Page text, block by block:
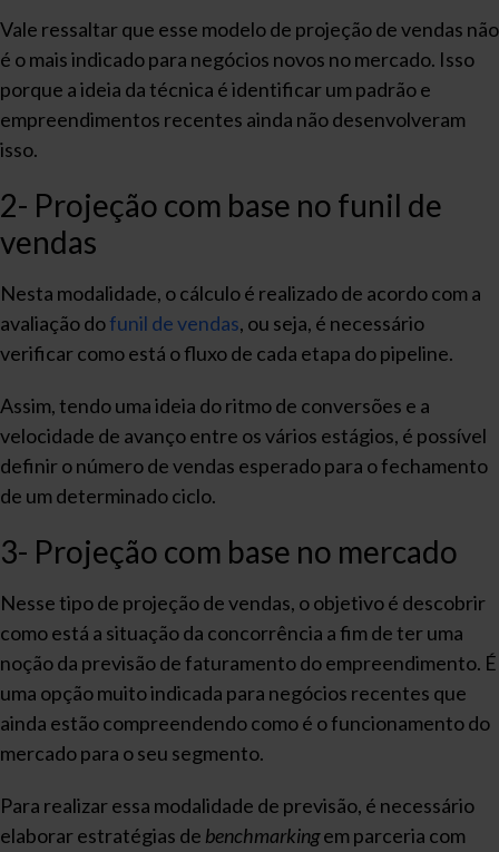
Vale ressaltar que esse modelo de projeção de vendas não
é o mais indicado para negócios novos no mercado. Isso
porque a ideia da técnica é identificar um padrão e
empreendimentos recentes ainda não desenvolveram
isso.
2- Projeção com base no funil de
vendas
Nesta modalidade, o cálculo é realizado de acordo com a
avaliação dofunil de vendas, ou seja, é necessário
verificar como está o fluxo de cada etapa do pipeline.
Assim, tendo uma ideia do ritmo de conversões e a
velocidade de avanço entre os vários estágios, é possível
definir o número de vendas esperado para o fechamento
de um determinado ciclo.
3- Projeção com base no mercado
Nesse tipo de projeção de vendas, o objetivo é descobrir
como está a situação da concorrência a fim de ter uma
noção da previsão de faturamento do empreendimento. É
uma opção muito indicada para negócios recentes que
ainda estão compreendendo como é o funcionamento do
mercado para o seu segmento.
Para realizar essa modalidade de previsão, é necessário
elaborar estratégias de benchmarkingem parceria com